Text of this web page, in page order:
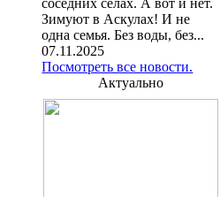
соседних селах. А вот и нет.
Зимуют в Аскулах! И не
одна семья. Без воды, без...
07.11.2025
Посмотреть все новости.
Актуально